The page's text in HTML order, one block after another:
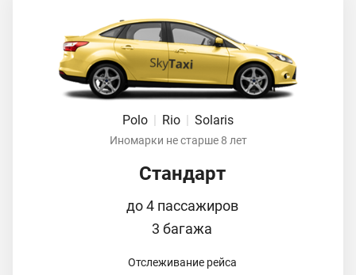
Polo | Rio | Solaris
Иномарки не старше 8 лет
Стандарт
до 4 пассажиров
3 багажа
Отслеживание рейса